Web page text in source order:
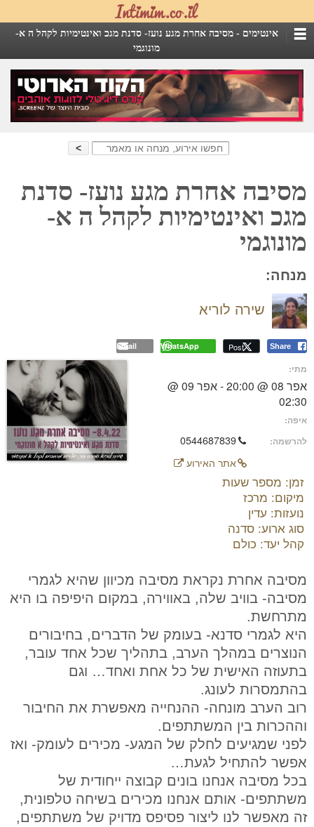
אינטימים -מסיבה אחרת מגע נועז- סדנת מגכ ואינטימיות לקהל ה א-
מונוגמי
Search
מסיבה אחרת מגע נועז- סדנת
מגכ ואינטימיות לקהל ה א-
מונוגמי
מנחה:
שירה לוריא
Share
Post
WhatsApp
Email
מתי:
אפר 08 @ 20:00 - אפר 09 @
02:30
איפה:
להרשמה:
0544687839
אתר האירוע
זמן: מספר שעות
מיקום: מרכז
נועזות: עדין
סוג ארוע: סדנה
קהל יעד: כולם
מסיבה אחרת נקראת מסיבה מכיוון שהיא לגמרי
מסיבה- בוויב שלה, באווירה, במקום היפיפה בו היא
מתרחשת.
היא לגמרי סדנא- בעומק של הדברים, בחיבורים
הנוצרים במהלך הערב, בתהליך שכל אחד עובר,
בתעוזה האישית של כל אחת ואחד… וגם
בהתמסרות לעונג.
רוב הערב מונחה- ההנחייה מאפשרת את החיבור
וההכרות בין המשתתפים.
לפני שמגיעים לחלק של המגע- מכירים לעומק- ואז
אפשר להתחיל לגעת…
בכל מסיבה אנחנו בונים קבוצה ייחודית של
משתתפים- אותם אנחנו מכירים בשיחה טלפונית,
זה מאפשר לנו ליצור פסיפס מדויק של משתתפים,